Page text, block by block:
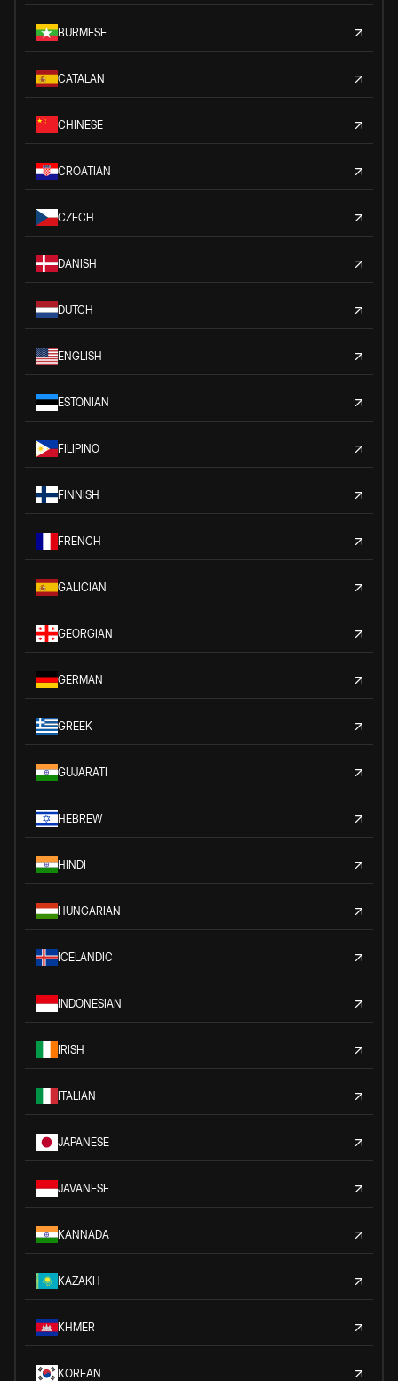
BURMESE
CATALAN
CHINESE
CROATIAN
CZECH
DANISH
DUTCH
ENGLISH
ESTONIAN
FILIPINO
FINNISH
FRENCH
GALICIAN
GEORGIAN
GERMAN
GREEK
GUJARATI
HEBREW
HINDI
HUNGARIAN
ICELANDIC
INDONESIAN
IRISH
ITALIAN
JAPANESE
JAVANESE
KANNADA
KAZAKH
KHMER
KOREAN